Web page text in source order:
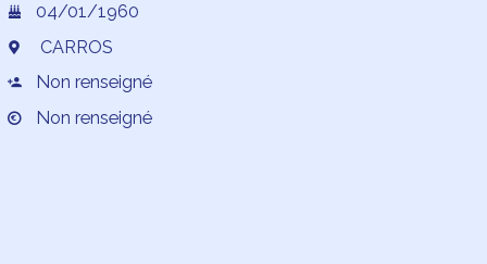
04/01/1960
CARROS
Non renseigné
Non renseigné